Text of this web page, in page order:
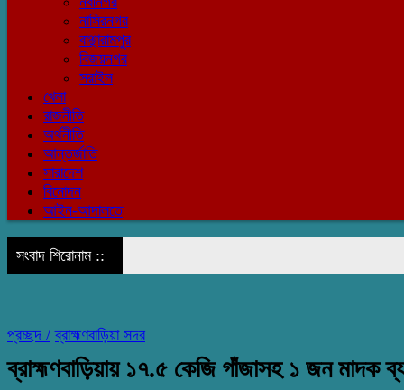
নাসিরনগর
বাঞ্ছারামপুর
বিজয়নগর
সরাইল
খেলা
রাজনীতি
অর্থনীতি
আন্তর্জাতি
সারাদেশ
বিনোদন
আইন-আদালতে
সংবাদ শিরোনাম ::
প্রচ্ছদ / ব্রাহ্মণবাড়িয়া সদর
ব্রাহ্মণবাড়িয়ায় ১৭.৫ কেজি গাঁজাসহ ১ জন মাদক